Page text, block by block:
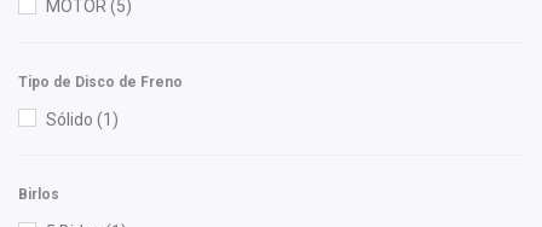
TomCo(1)
Yokomitsu(5)
MOTOR (5)
Tipo de Disco de Freno
Sólido (1)
Birlos